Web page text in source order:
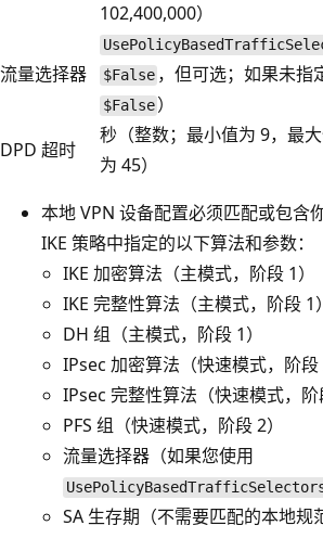
102,400,000）
流量选择器 $False ，但可选；如果未指
$False ）
DPD 超时
秒（整数；最小值为 9，最
为 45）
本地 VPN 设备配置必须匹配或包含
IKE 策略中指定的以下算法和参数：
IKE 加密算法（主模式，阶段 1）
IKE 完整性算法（主模式，阶段 1）
DH 组（主模式，阶段 1）
IPsec 加密算法（快速模式，阶段
IPsec 完整性算法（快速模式，阶
PFS 组（快速模式，阶段 2）
流量选择器（如果您使用
SA 生存期（不需要匹配的本地规